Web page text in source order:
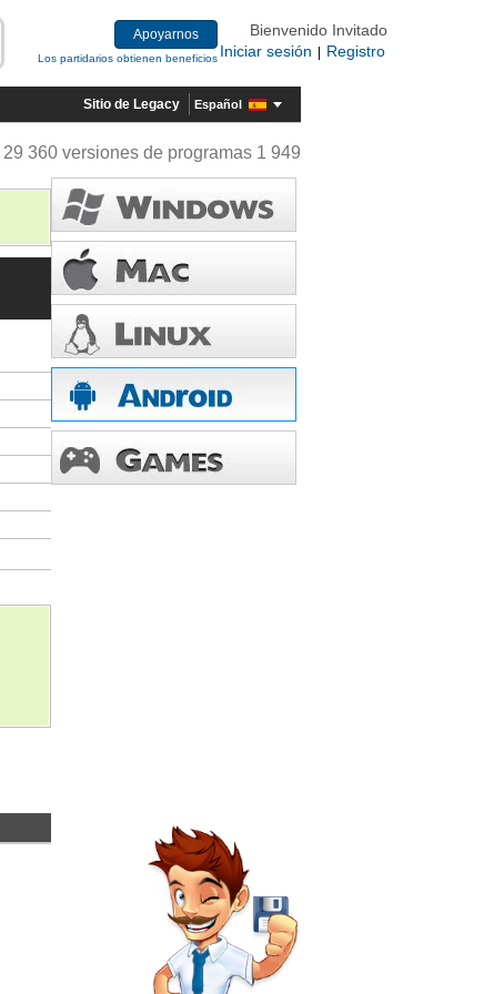
Apoyarnos
Los partidarios obtienen beneficios
Bienvenido Invitado
Iniciar sesión
Registro
Sitio de Legacy Español
29 360 versiones de programas 1 949